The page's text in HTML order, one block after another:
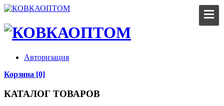
Авторизация
Корзина [0]
КАТАЛОГ ТОВАРОВ